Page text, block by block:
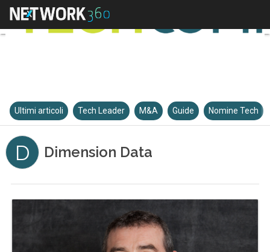
Ultimi articoli Tech Leader M&A Guide Nomine Tech
D Dimension Data